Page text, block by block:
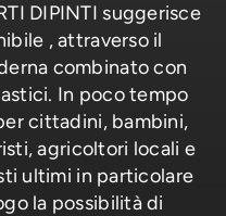
DIPINTI suggerisce
, attraverso il
combinato con
In poco tempo
cittadini, bambini,
agricoltori locali e
ultimi in particolare
la possibilità di